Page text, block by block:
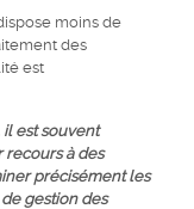
moins de
des
est
il est souvent
recours à des
précisément les
gestion des